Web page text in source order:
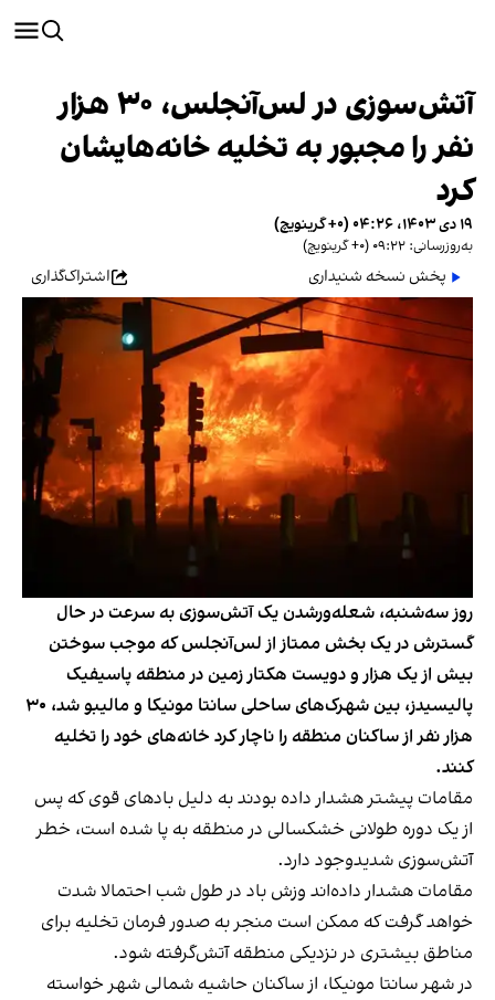
آتش‌‌سوزی در لس‌آنجلس، ۳۰ هزار
نفر را مجبور به تخلیه خانه‌هایشان
کرد
۱۹ دی ۱۴۰۳، ۰۴:۲۶ (‎+۰ گرینویچ)
به‌روزرسانی: ۰۹:۲۲ (‎+۰ گرینویچ)
پخش نسخه شنیداری اشتراک‌گذاری
روز سه‌شنبه، شعله‌ورشدن یک آتش‌سوزی به سرعت در حال
گسترش در یک بخش ممتاز از لس‌آنجلس که موجب سوختن
بیش از یک هزار و دویست هکتار زمین در منطقه پاسیفیک
پالیسیدز، بین شهرک‌های ساحلی سانتا مونیکا و مالیبو شد، ۳۰
هزار نفر از ساکنان منطقه را ناچار کرد خانه‌های خود را تخلیه
کنند.
مقامات پیشتر هشدار داده بودند به دلیل بادهای قوی که پس
از یک دوره طولانی خشکسالی در منطقه به پا شده است، خطر
آتش‌سوزی شدیدوجود دارد.
مقامات هشدار داده‌اند وزش باد در طول شب احتمالا شدت
خواهد گرفت که ممکن است منجر به صدور فرمان تخلیه برای
مناطق بیشتری در نزدیکی منطقه آتش‌گرفته شود.
در شهر سانتا مونیکا، از ساکنان حاشیه شمالی شهر خواسته